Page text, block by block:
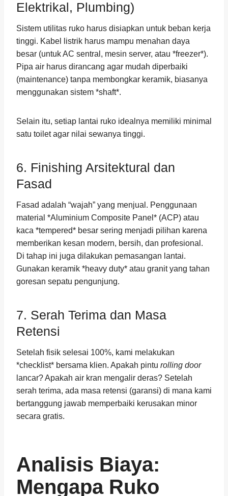
Elektrikal, Plumbing)
Sistem utilitas ruko harus disiapkan untuk beban kerja
tinggi. Kabel listrik harus mampu menahan daya
besar (untuk AC sentral, mesin server, atau *freezer*).
Pipa air harus dirancang agar mudah diperbaiki
(maintenance) tanpa membongkar keramik, biasanya
menggunakan sistem *shaft*.
Selain itu, setiap lantai ruko idealnya memiliki minimal
satu toilet agar nilai sewanya tinggi.
6. Finishing Arsitektural dan
Fasad
Fasad adalah “wajah” yang menjual. Penggunaan
material *Aluminium Composite Panel* (ACP) atau
kaca *tempered* besar sering menjadi pilihan karena
memberikan kesan modern, bersih, dan profesional.
Di tahap ini juga dilakukan pemasangan lantai.
Gunakan keramik *heavy duty* atau granit yang tahan
goresan sepatu pengunjung.
7. Serah Terima dan Masa
Retensi
Setelah fisik selesai 100%, kami melakukan
*checklist* bersama klien. Apakah pintu rolling door
lancar? Apakah air kran mengalir deras? Setelah
serah terima, ada masa retensi (garansi) di mana kami
bertanggung jawab memperbaiki kerusakan minor
secara gratis.
Analisis Biaya:
Mengapa Ruko